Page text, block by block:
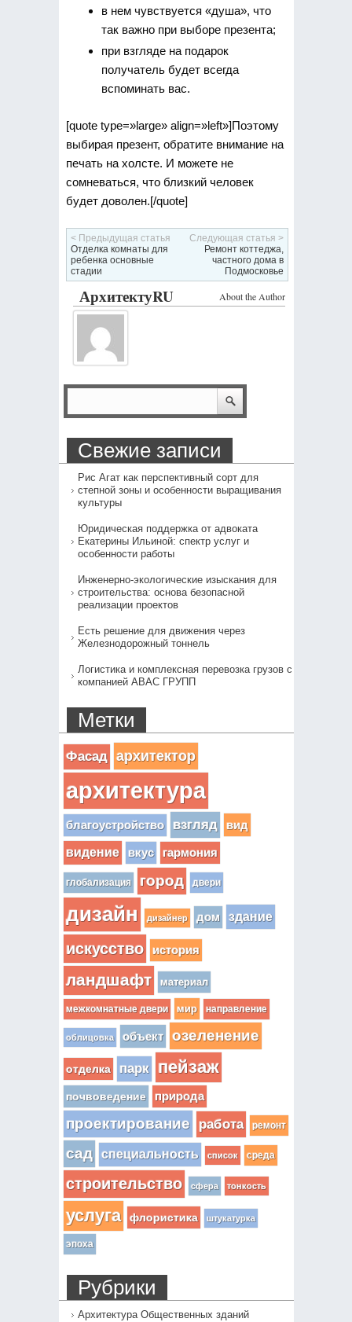
в нем чувствуется «душа», что
так важно при выборе презента;
при взгляде на подарок
получатель будет всегда
вспоминать вас.
[quote type=»large» align=»left»]Поэтому
выбирая презент, обратите внимание на
печать на холсте. И можете не
сомневаться, что близкий человек
будет доволен.[/quote]
< Предыдущая статья
Отделка комнаты для
ребенка основные
стадии
Следующая статья >
Ремонт коттеджа,
частного дома в
Подмосковье
About the Author
АрхитектуRU
Свежие записи
Рис Агат как перспективный сорт для
степной зоны и особенности выращивания
культуры
Юридическая поддержка от адвоката
Екатерины Ильиной: спектр услуг и
особенности работы
Инженерно-экологические изыскания для
строительства: основа безопасной
реализации проектов
Есть решение для движения через
Железнодорожный тоннель
Логистика и комплексная перевозка грузов с
компанией АВАС ГРУПП
Метки
Фасад архитектор
архитектура
благоустройство взгляд вид
видение вкус гармония
глобализация город двери
дизайн дизайнер дом здание
искусство история
ландшафт материал
межкомнатные двери мир направление
облицовка объект озеленение
отделка парк пейзаж
почвоведение природа
проектирование работа ремонт
сад специальность список среда
строительство сфера тонкость
услуга флористика штукатурка
эпоха
Рубрики
Архитектура Общественных зданий